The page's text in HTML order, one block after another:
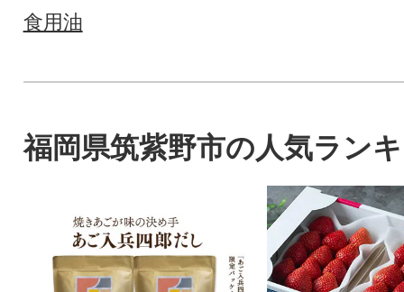
食用油
福岡県筑紫野市の人気ラン